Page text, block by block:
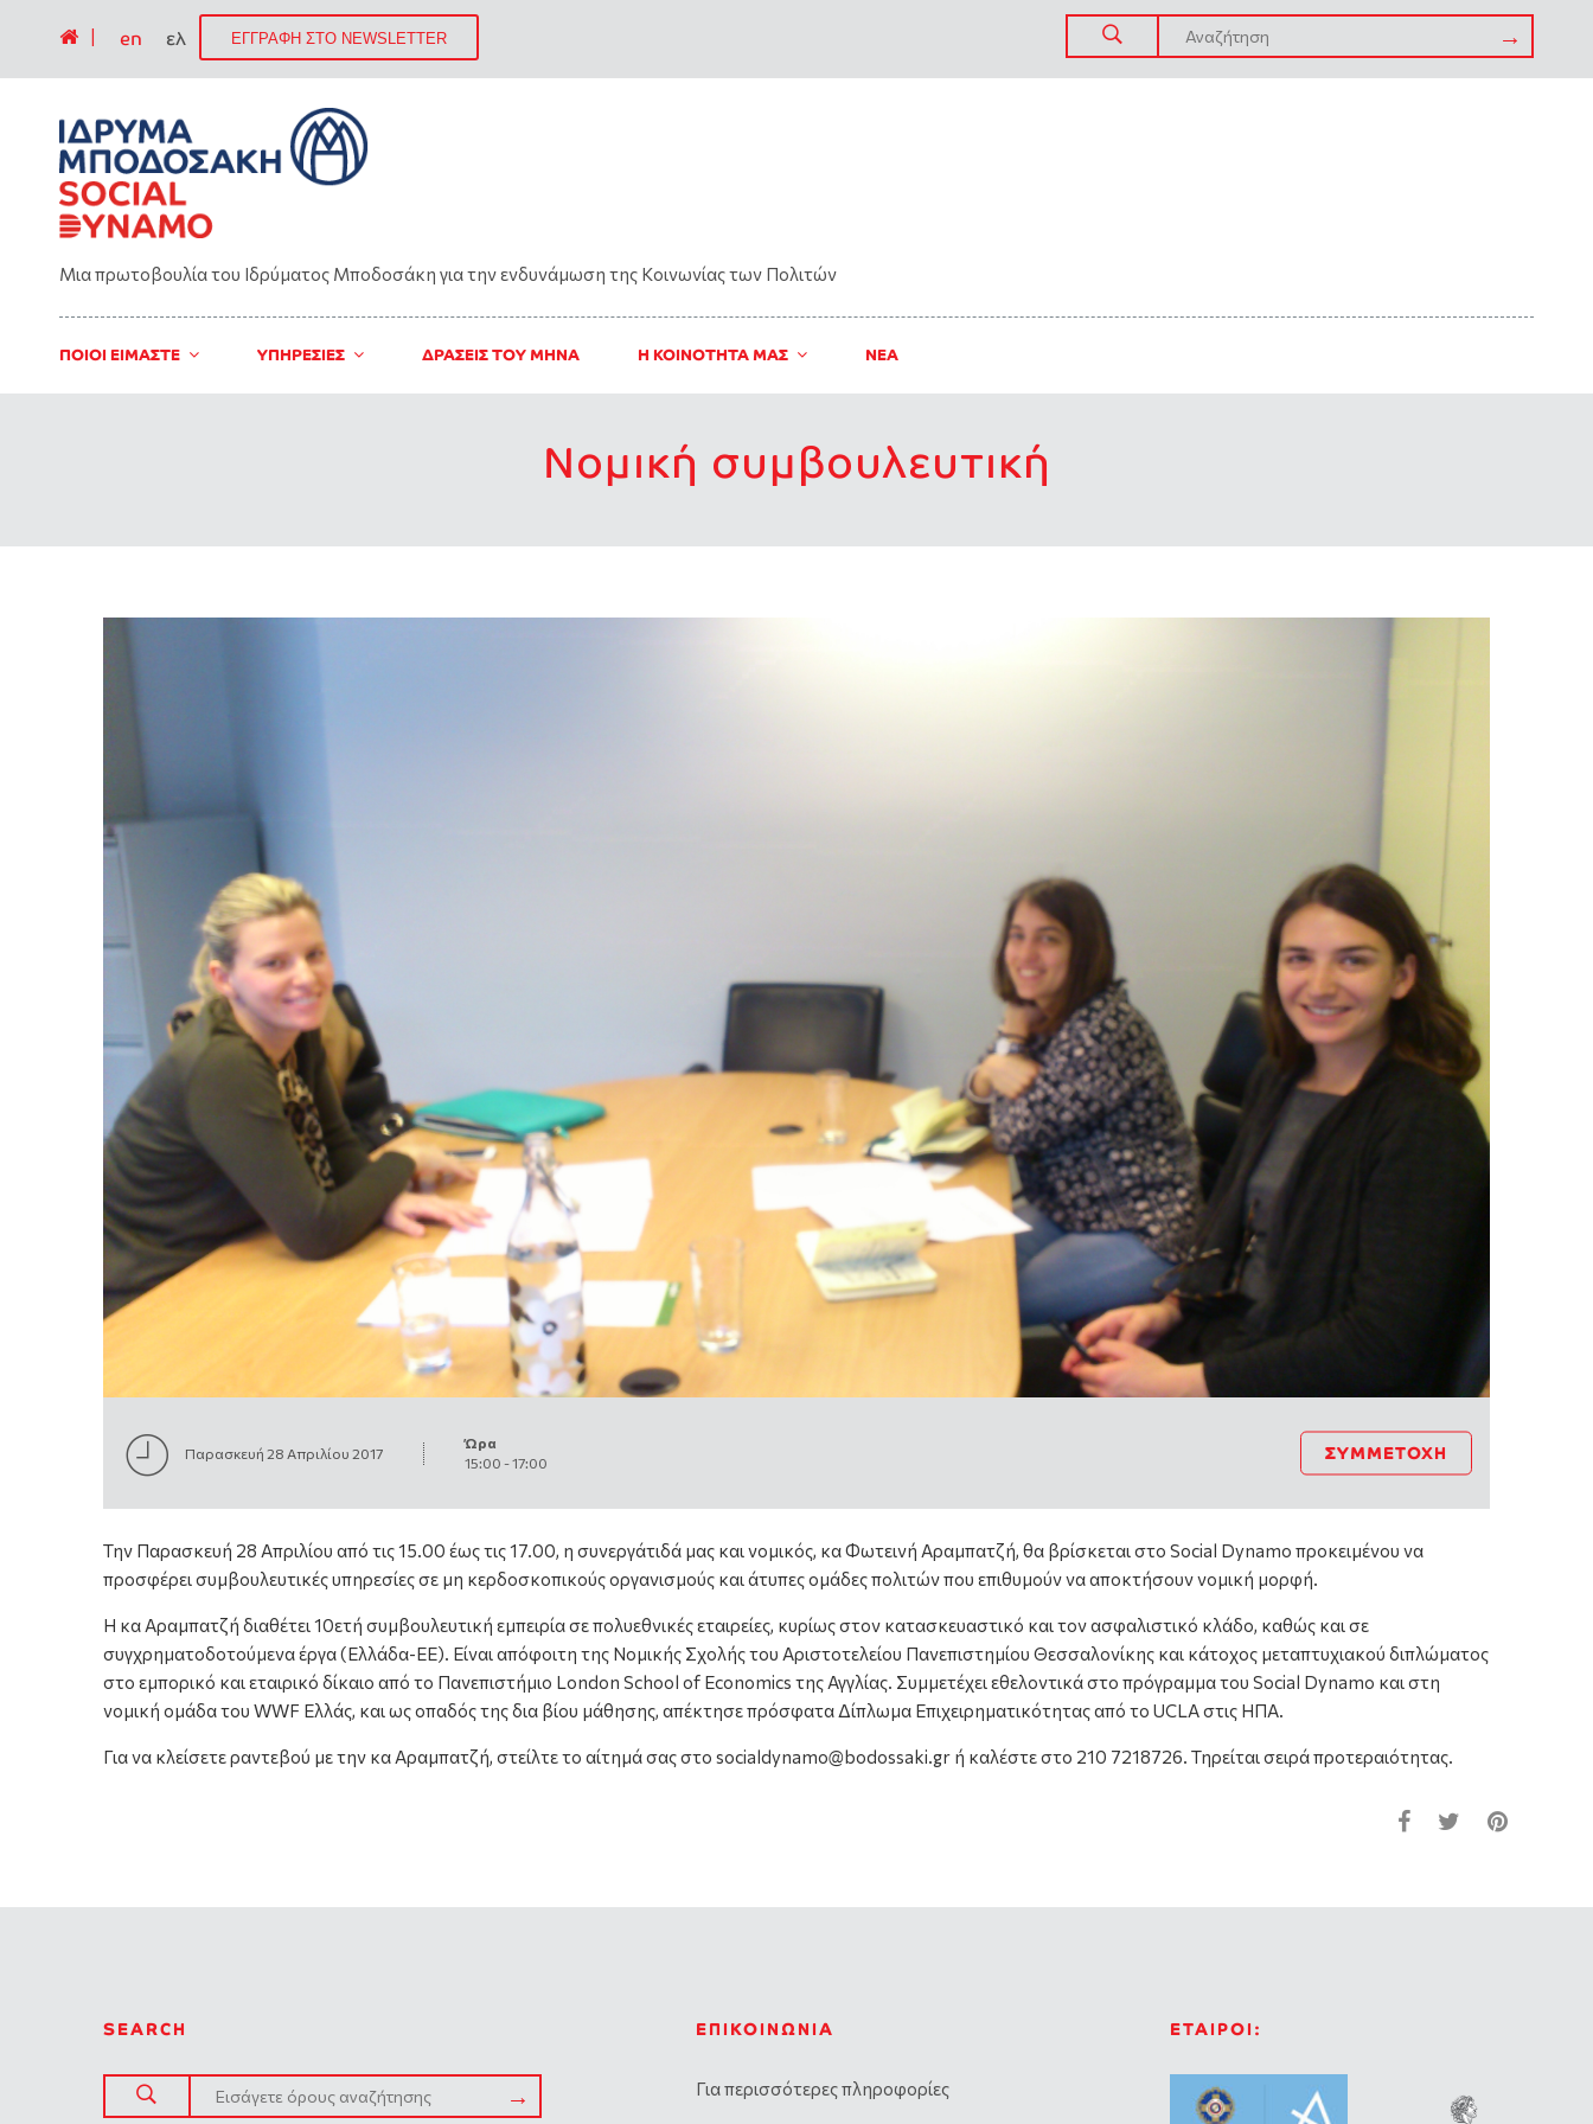
en ελ ΕΓΓΡΑΦΗ ΣΤΟ NEWSLETTER
Μια πρωτοβουλία του Ιδρύματος Μποδοσάκη για την ενδυνάμωση της Kοινωνίας των Πολιτών
ΠΟΙΟΙ ΕΙΜΑΣΤΕ ΥΠΗΡΕΣΙΕΣ ΔΡΑΣΕΙΣ ΤΟΥ ΜΗΝΑ Η ΚΟΙΝΟΤΗΤΑ ΜΑΣ ΝΈΑ
Νομική συμβουλευτική
Παρασκευή 28 Απριλίου 2017
Ώρα
15:00 -17:00 ΣΥΜΜΕΤΟΧΉ
Την Παρασκευή 28 Απριλίου από τις 15.00 έως τις 17.00, η συνεργάτιδά μας και νομικός, κα Φωτεινή Αραμπατζή, θα βρίσκεται στο Social Dynamo προκειμένου να
προσφέρει συμβουλευτικές υπηρεσίες σε μη κερδοσκοπικούς οργανισμούς και άτυπες ομάδες πολιτών που επιθυμούν να αποκτήσουν νομική μορφή.
Η κα Αραμπατζή διαθέτει 10ετή συμβουλευτική εμπειρία σε πολυεθνικές εταιρείες, κυρίως στον κατασκευαστικό και τον ασφαλιστικό κλάδο, καθώς και σε
συγχρηματοδοτούμενα έργα (Ελλάδα-ΕΕ). Είναι απόφοιτη της Νομικής Σχολής του Αριστοτελείου Πανεπιστημίου Θεσσαλονίκης και κάτοχος μεταπτυχιακού διπλώματος
στο εμπορικό και εταιρικό δίκαιο από το Πανεπιστήμιο London School of Economics της Αγγλίας. Συμμετέχει εθελοντικά στο πρόγραμμα του Social Dynamo και στη
νομική ομάδα του WWF Ελλάς, και ως οπαδός της δια βίου μάθησης, απέκτησε πρόσφατα Δίπλωμα Επιχειρηματικότητας από το UCLA στις ΗΠΑ.
Για να κλείσετε ραντεβού με την κα Αραμπατζή, στείλτε το αίτημά σας στο socialdynamo@bodossaki.gr ή καλέστε στο 210 7218726. Τηρείται σειρά προτεραιότητας.
SEARCH ΕΠΙΚΟΙΝΩΝΊΑ
Για περισσότερες πληροφορίες
ΕΤΑΙΡΟΙ: